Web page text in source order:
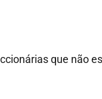
que não